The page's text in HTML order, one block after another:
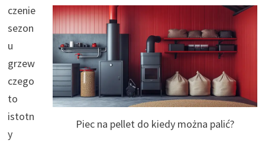
Piec na pellet do kiedy można palić?
czenie
sezon
u
grzew
czego
to
istotn
y